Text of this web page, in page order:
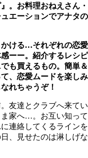
。お料理おねえさん・
エーションでアナタの
ける…それぞれの恋愛
ーー。紹介するレシピ
も買えるもの。簡単＆
、恋愛ムードを楽しみ
れちゃうぞ！
友達とクラブへ来てい
家へ…。お互い知って
連絡してくるラインを
、見せたのは淋しげな